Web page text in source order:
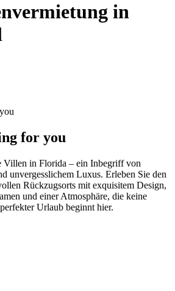
in
for you
Villen in Florida – ein Inbegriff von
unvergesslichem Luxus. Erleben Sie den
Rückzugsorts mit exquisitem Design,
und einer Atmosphäre, die keine
Urlaub beginnt hier.